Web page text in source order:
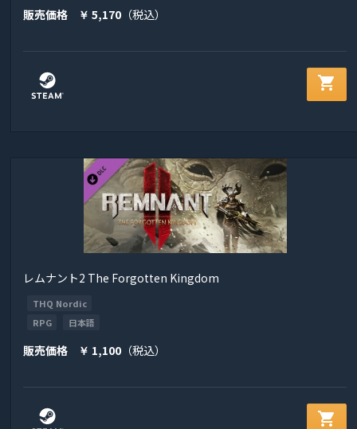
販売価格 ￥ 5,170 （税込）
shopping_cart
レムナント2 The Forgotten Kingdom
THQ Nordic
RPG
日本語
販売価格 ￥ 1,100 （税込）
shopping_cart